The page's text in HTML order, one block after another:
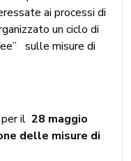
ai processi di
un ciclo di
sulle misure di
il 28 maggio
delle misure di